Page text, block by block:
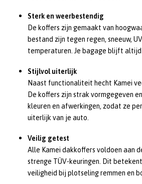
Sterk en weerbestendig
De koffers zijn gemaakt van
bestand zijn tegen regen, sneeuw,
temperaturen. Je bagage blijft altijd
Stijlvol uiterlijk
Naast functionaliteit hecht Kamei
De koffers zijn strak vormgegeven
kleuren en afwerkingen, zodat ze
uiterlijk van je auto.
Veilig getest
Alle Kamei dakkoffers voldoen aan
strenge TÜV-keuringen. Dit
veiligheid bij plotseling remmen en